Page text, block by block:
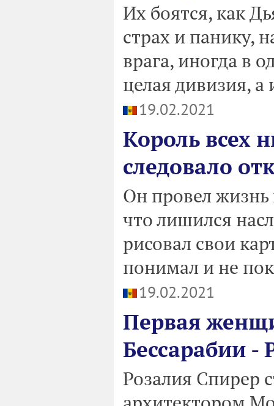
Их боятся, как
страх и панику,
врага, иногда в
целая дивизия,
19.02.2021
Король всех
следовало
Он провел
что лишился
рисовал свои
понимал и не
19.02.2021
Первая
Бессарабии -
Розалия Спирер